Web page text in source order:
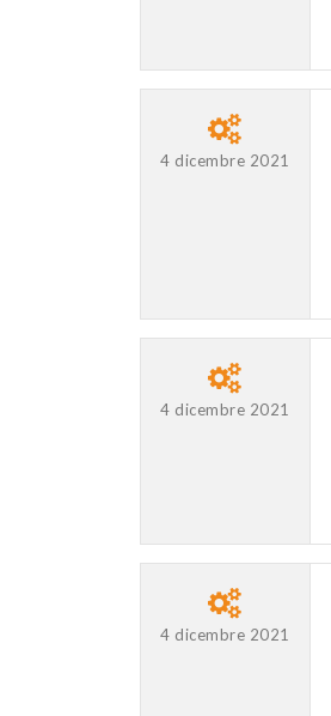
4 dicembre 2021
4 dicembre 2021
4 dicembre 2021